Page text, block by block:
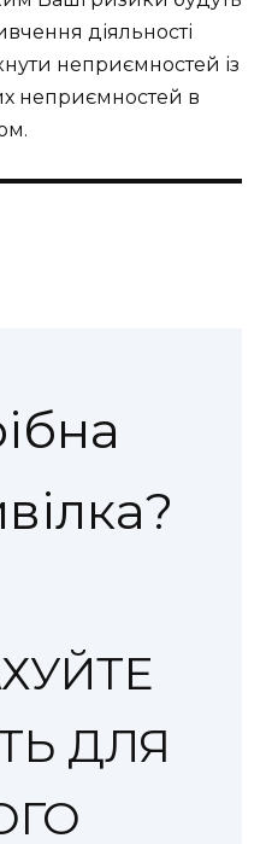
діяльності
неприємностей із
неприємностей в
ДЛЯ